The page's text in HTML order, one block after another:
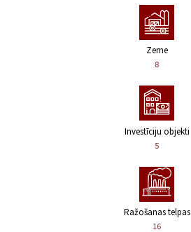
Zeme
8
Investīciju objekti
5
Ražošanas telpas
16